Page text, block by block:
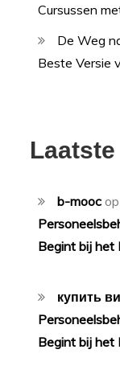
Cursussen
De Weg
Beste Versie
b-mooc
Begint bij het
купить
Begint bij het